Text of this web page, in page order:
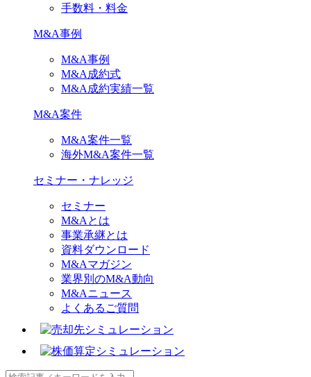
手数料・料金
M&A事例
M&A事例
M&A成約式
M&A成約実績一覧
M&A案件
M&A案件一覧
海外M&A案件一覧
セミナー・ナレッジ
セミナー
M&Aとは
事業承継とは
資料ダウンロード
M&Aマガジン
業界別のM&A動向
M&Aニュース
よくあるご質問